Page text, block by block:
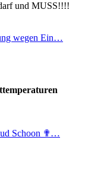
und MUSS!!!!
wegen Ein…
Schoon ✟…